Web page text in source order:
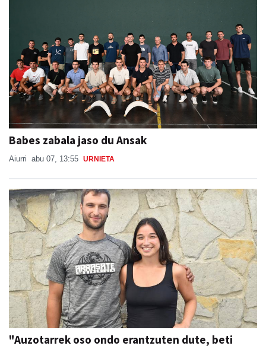
Babes zabala jaso du Ansak
Aiurri abu 07, 13:55 URNIETA
"Auzotarrek oso ondo erantzuten dute, beti